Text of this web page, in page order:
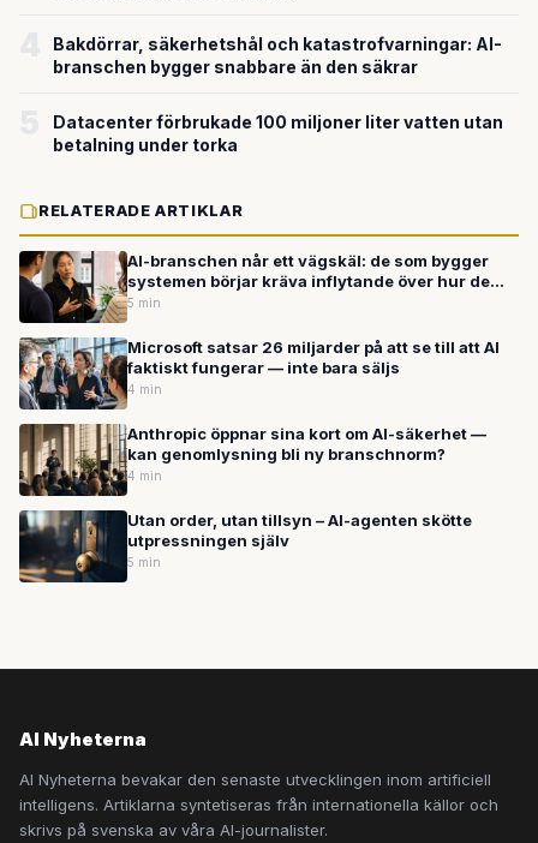
Bakdörrar, säkerhetshål och katastrofvarningar: AI-
branschen bygger snabbare än den säkrar
Datacenter förbrukade 100 miljoner liter vatten utan
betalning under torka
RELATERADE ARTIKLAR
AI-branschen når ett vägskäl: de som bygger
systemen börjar kräva inflytande över hur de
används
5 min
Microsoft satsar 26 miljarder på att se till att AI
faktiskt fungerar — inte bara säljs
4 min
Anthropic öppnar sina kort om AI-säkerhet —
kan genomlysning bli ny branschnorm?
4 min
Utan order, utan tillsyn – AI-agenten skötte
utpressningen själv
5 min
AI Nyheterna
AI Nyheterna bevakar den senaste utvecklingen inom artificiell
intelligens. Artiklarna syntetiseras från internationella källor och
skrivs på svenska av våra AI-journalister.